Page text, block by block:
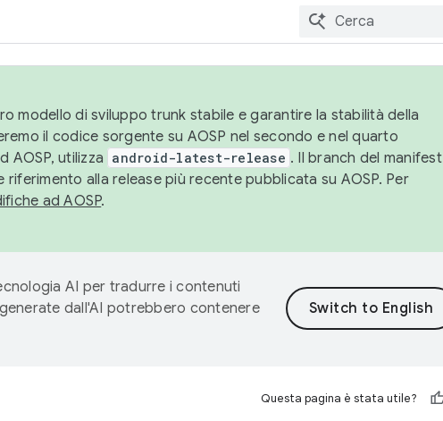
modello di sviluppo trunk stabile e garantire la stabilità della
il codice sorgente su AOSP nel secondo e nel quarto
AOSP, utilizza android-latest-release . Il branch del manifest
riferimento alla release più recente pubblicata su AOSP. Per
ad AOSP.
AI per tradurre i contenuti
dall'AI potrebbero contenere
Questa pagina è stata utile?